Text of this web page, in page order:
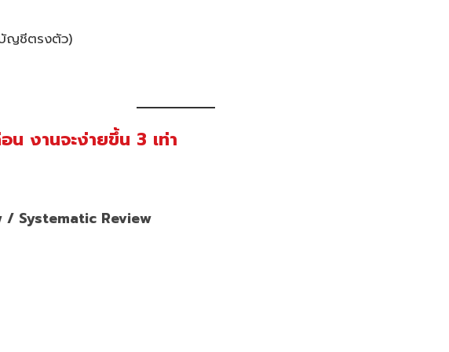
ญชีตรงตัว)
น งานจะง่ายขึ้น 3 เท่า
Systematic Review